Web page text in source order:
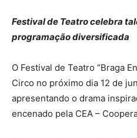
Festival de Teatro celebra
programação diversificada
O Festival de Teatro “Braga
Circo no próximo dia 12 de
apresentando o drama
encenado pela CEA –